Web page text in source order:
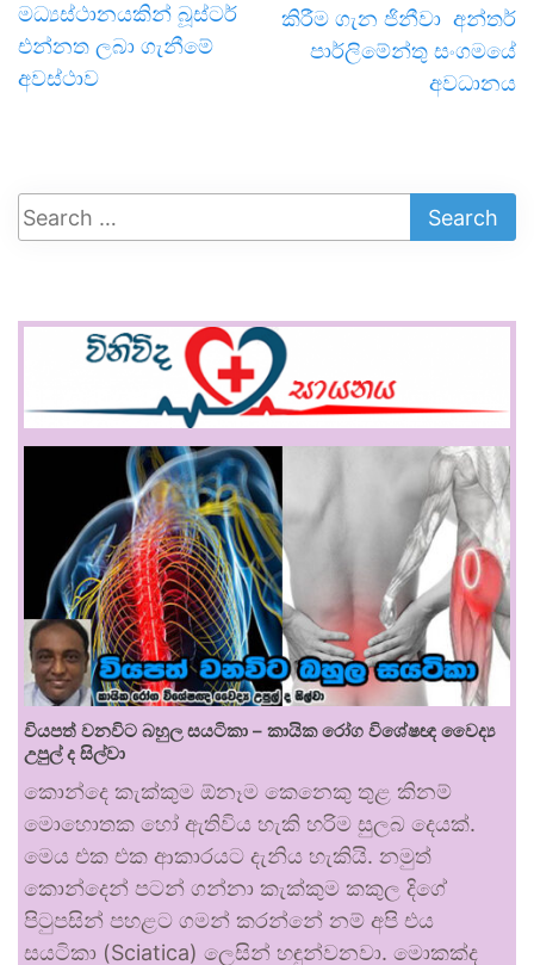
මධ්‍යස්ථානයකින් බූස්ටර්
එන්නත ලබා ගැනීමේ
අවස්ථාව
කිරීම ගැන ජිනීවා අන්තර්
පාර්ලිමේන්තු සංගමයේ
අවධානය
වියපත් වනවිට බහුල සයටිකා – කායික රෝග විශේෂඥ වෛද්‍ය
උපුල් ද සිල්වා
කොන්දෙ කැක්කුම ඕනෑම කෙනෙකු තුළ කිනම්
මොහොතක හෝ ඇතිවිය හැකි හරිම සුලබ දෙයක්.
මෙය එක එක ආකාරයට දැනිය හැකියි. නමුත්
කොන්දෙන් පටන් ගන්නා කැක්කුම කකුල දිගේ
පිටුපසින් පහළට ගමන් කරන්නේ නම් අපි එය
සයටිකා (Sciatica) ලෙසින් හඳුන්වනවා. මොකක්ද